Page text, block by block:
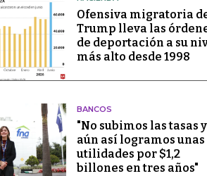
Ofensiva migratoria
Trump lleva las
de deportación a su
más alto desde 1998
BANCOS
"No subimos las tasas y
aún así logramos unas
utilidades por $1,2
billones en tres años"